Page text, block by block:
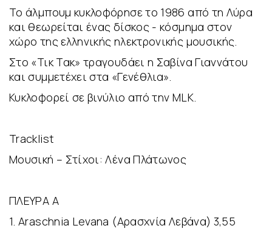
Το άλμπουμ κυκλοφόρησε το 1986 από τη Λύρα
και θεωρείται ένας δίσκος - κόσμημα στον
χώρο της ελληνικής ηλεκτρονικής μουσικής.
Στο «Τικ Τακ» τραγουδάει η Σαβίνα Γιαννάτου
και συμμετέχει στα «Γενέθλια».
Κυκλοφορεί σε βινύλιο από την MLK.
Tracklist
Μουσική – Στίχοι: Λένα Πλάτωνος
ΠΛΕΥΡΑ Α
1. Araschnia Levana (Αρασχνία Λεβάνα) 3,55